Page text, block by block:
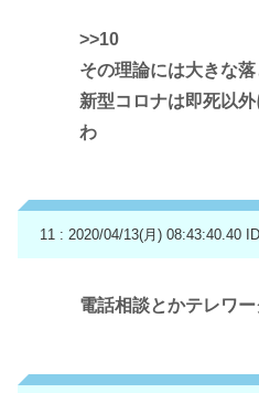
>>10
その理論には大きな
新型コロナは即死以
わ
11 : 2020/04/13(月) 08:43:40.40
電話相談とかテレワ